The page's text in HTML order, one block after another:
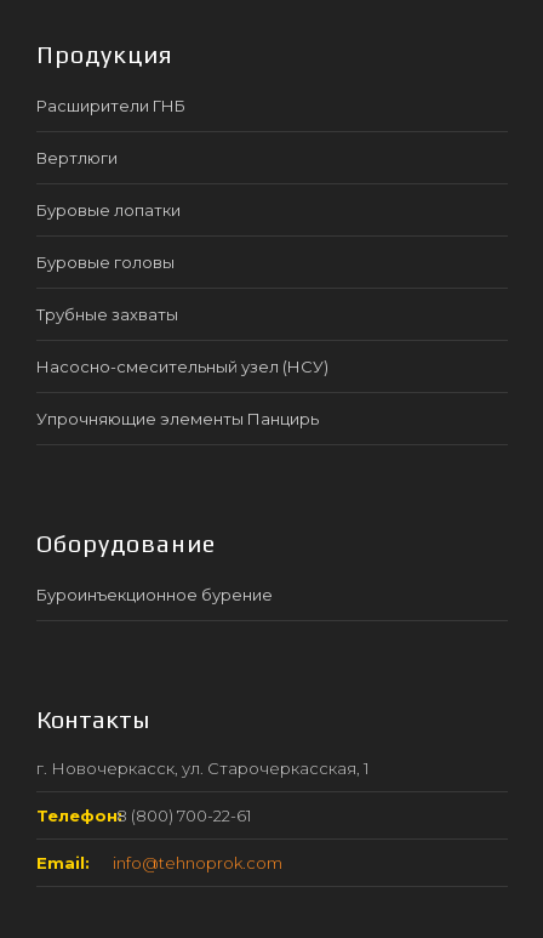
Продукция
Расширители ГНБ
Вертлюги
Буровые лопатки
Буровые головы
Трубные захваты
Насосно-смесительный узел (НСУ)
Упрочняющие элементы Панцирь
Оборудование
Буроинъекционное бурение
Контакты
г. Новочеркасск, ул. Старочеркасская, 1
Телефон:8 (800) 700-22-61
Email: info@tehnoprok.com